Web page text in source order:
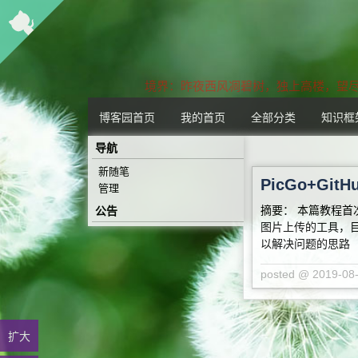
界：昨夜西风凋碧树，独上高楼，望尽
博客园首页 我的首页 全部分类 知识框
扩大
摘要： 本篇教程首
图片上传的工具，
以解决问题的思路
posted @ 2019-
导航
新随笔
管理
公告